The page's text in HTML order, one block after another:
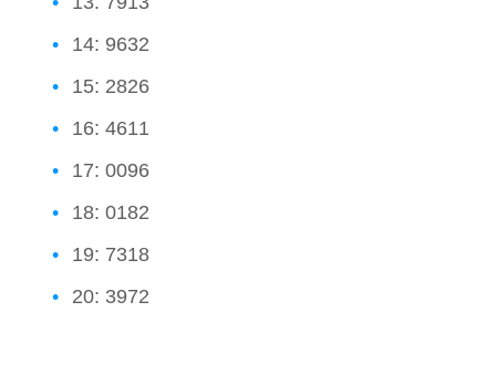
14: 9632
15: 2826
16: 4611
17: 0096
18: 0182
19: 7318
20: 3972